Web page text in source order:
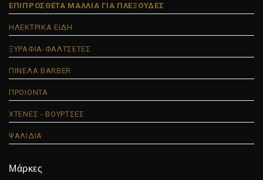
ΕΠΙΠΡΟΣΘΕΤΑ ΜΑΛΛΙΑ ΓΙΑ ΠΛΕΞΟΥΔΕΣ
ΗΛΕΚΤΡΙΚΑ ΕΙΔΗ
ΞΥΡΑΦΙΑ-ΦΑΛΤΣΕΤΕΣ
ΠΙΝΕΛΑ BARBER
ΠΡΟΙΟΝΤΑ
ΧΤΕΝΕΣ - ΒΟΥΡΤΣΕΣ
ΨΑΛΙΔΙΑ
Μάρκες